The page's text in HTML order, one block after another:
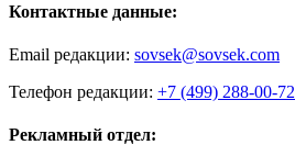
Контактные данные:
Email редакции: sovsek@sovsek.com
Телефон редакции: +7 (499) 288-00-72
Рекламный отдел: